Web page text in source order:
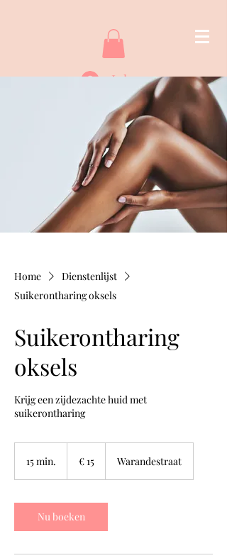
Inloggen
Home
Dienstenlijst
Suikerontharing oksels
Suikerontharing
oksels
Krijg een zijdezachte huid met
suikerontharing
15 min.
i
n
.
€ 15 Warandestraat
Nu boeken